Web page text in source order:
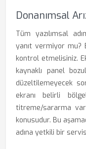
Donanımsal
Tüm yazılımsal
yanıt vermiyor mu?
kontrol etmelisiniz.
kaynaklı panel
düzeltilemeyecek
ekranı belirli
titreme/sararma
konusudur. Bu
adına yetkili bir